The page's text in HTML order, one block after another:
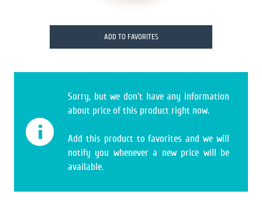
ADD TO FAVORITES
Sorry, but we don't have any information
about price of this product right now.
Add this product to favorites and we will
notify you whenever a new price will be
available.